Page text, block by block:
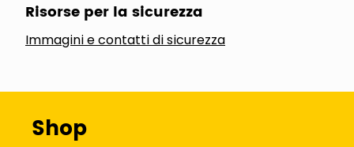
Risorse per la sicurezza
Immagini e contatti di sicurezza
Shop